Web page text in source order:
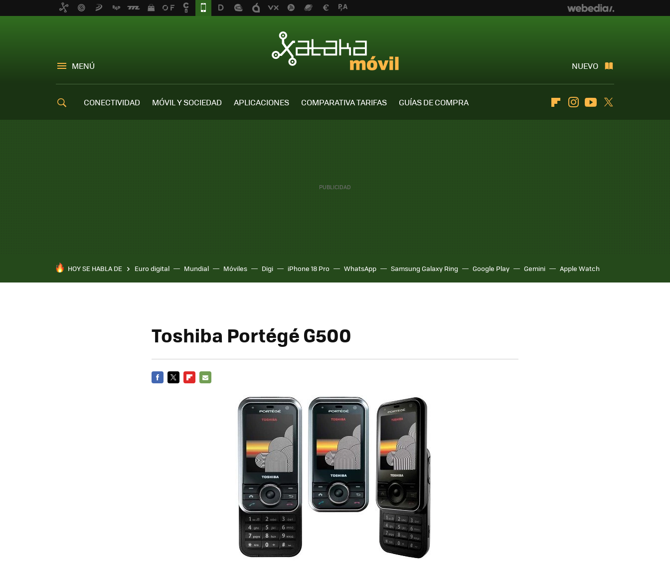
MENÚ NUEVO
CONECTIVIDAD MÓVIL Y SOCIEDAD APLICACIONES COMPARATIVA TARIFAS
GUÍAS DE COMPRA
FlipboardInstagramYoutube
HOY SE HABLA DE Euro digital Mundial Móviles Digi iPhone 18 Pro WhatsApp Samsung Galaxy Ring Google Play Gemini Apple Watch
Toshiba Portégé G500